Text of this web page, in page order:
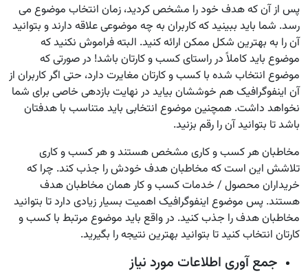
پس از آن که هدف خود را مشخص کردید، زمان انتخاب موضوع می
رسد. شما باید ببینید که کاربران به چه موضوعی علاقه دارند و بتوانید
آن را به بهترین شکل ممکن ارائه کنید. البته فراموش نکنید که
موضوع باید کاملاً در راستای کسب و کارتان باشد! در صورتی که
موضوع انتخاب شده با کسب و کارتان مغایرت دارد، حتی اگر کاربران از
آن اینفوگرافیک هم خوششان بیاید در نهایت بازدهی خاصی برای شما
نخواهد داشت. همچنین موضوع انتخابی باید متناسب با هدفتان
باشد تا بتوانید آن را رقم بزنید.
مخاطبان هر کسب و کاری مشخص هستند و هر کسب و کاری
تلاشش این است که مخاطبان هدف خودش را جذب کند. چرا که
خریداران محصول / خدمات کسب و کار همان مخاطبان هدف
هستند. پس موضوع اینفوگرافیک اهمیت بسیار زیادی دارد تا بتوانید
مخاطبان هدف را جذب کنید. در واقع باید موضوع مرتبط با کسب و
کارتان انتخاب کنید تا بتوانید بهترین نتیجه را بگیرید.
جمع آوری اطلاعات مورد نیاز